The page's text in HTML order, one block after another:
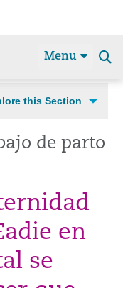
Menu
this Section
de parto
en
se